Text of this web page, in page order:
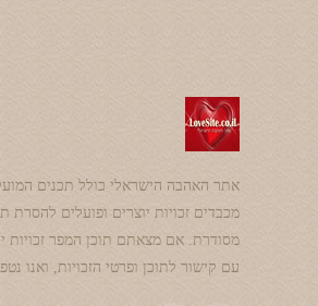
אתר האהבה הישראלי כולל תכנים
מכבדים זכויות יוצרים ופועלים להסרת
מסודרת. אם מצאתם תוכן המפר זכויות
עם קישור לתוכן ופרטי הזכויות, ואנו